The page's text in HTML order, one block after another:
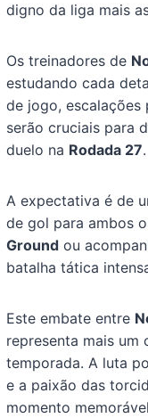
digno da liga mais
Os treinadores de
estudando cada
de jogo, escalações
serão cruciais para
duelo na Rodada 27.
A expectativa é de
de gol para ambos
Ground ou
batalha tática
Este embate entre
representa mais um
temporada. A luta
e a paixão das
momento